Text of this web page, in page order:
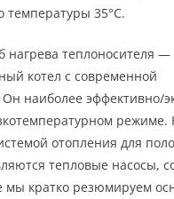
температуры 35°C.
нагрева теплоносителя —
котел с современной
Он наиболее эффективно/
режиме.
отопления для
тепловые насосы,
мы кратко резюмируем